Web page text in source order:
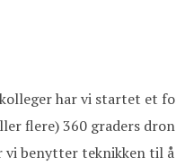
kolleger har vi startet et
flere) 360 graders
vi benytter teknikken til